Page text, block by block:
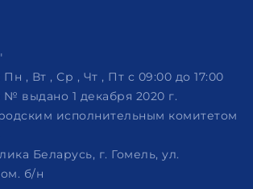
Пн , Вт , Ср , Чт , Пт c 09:00 до 17:00
№ выдано 1 декабря 2020 г.
исполнительным комитетом
Беларусь, г. Гомель, ул.
б/н